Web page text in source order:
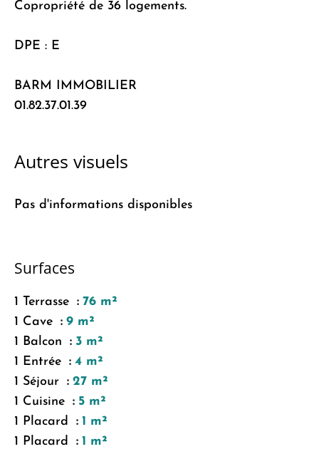
Copropriété de 36 logements.
DPE : E
BARM IMMOBILIER
01.82.37.01.39
Autres visuels
Pas d'informations disponibles
Surfaces
1 Terrasse
76 m²
1 Cave
9 m²
1 Balcon
3 m²
1 Entrée
4 m²
1 Séjour
27 m²
1 Cuisine
5 m²
1 Placard
1 m²
1 Placard
1 m²